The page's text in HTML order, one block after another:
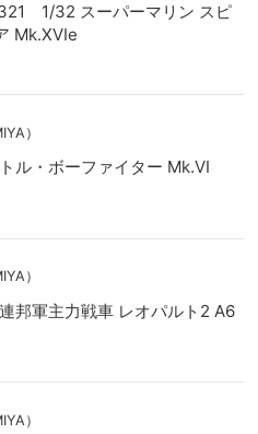
1/32 スーパーマリン スピ
Mk.XVIe
）
ル・ボーファイター Mk.VI
）
邦軍主力戦車 レオパルト2 A6
）